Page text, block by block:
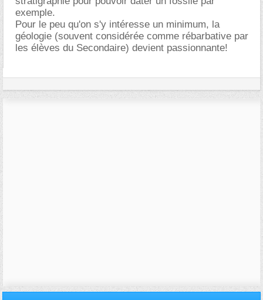
exemple.
Pour le peu qu'on s'y intéresse un minimum, la
géologie (souvent considérée comme rébarbative par
les élèves du Secondaire) devient passionnante!